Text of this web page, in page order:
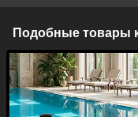
Подобные товары